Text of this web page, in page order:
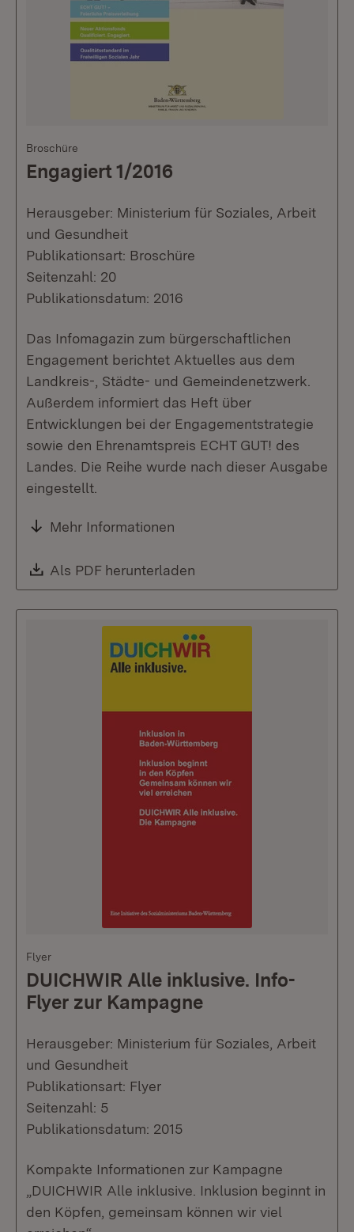
Broschüre
Engagiert 1/2016
Herausgeber: Ministerium für Soziales, Arbeit
und Gesundheit
Publikationsart: Broschüre
Seitenzahl: 20
Publikationsdatum: 2016
Das Infomagazin zum bürgerschaftlichen
Engagement berichtet Aktuelles aus dem
Landkreis-, Städte- und Gemeindenetzwerk.
Außerdem informiert das Heft über
Entwicklungen bei der Engagementstrategie
sowie den Ehrenamtspreis ECHT GUT! des
Landes. Die Reihe wurde nach dieser Ausgabe
eingestellt.
Mehr Informationen
Download:
Als PDF herunterladen
Flyer
DUICHWIR Alle inklusive. Info-
Flyer zur Kampagne
Herausgeber: Ministerium für Soziales, Arbeit
und Gesundheit
Publikationsart: Flyer
Seitenzahl: 5
Publikationsdatum: 2015
Kompakte Informationen zur Kampagne
„DUICHWIR Alle inklusive. Inklusion beginnt in
den Köpfen, gemeinsam können wir viel